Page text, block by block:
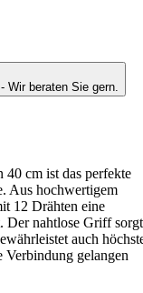
Wir beraten Sie gern.
40 cm ist das perfekte
Aus hochwertigem
12 Drähten eine
Der nahtlose Griff sorgt
auch
Verbindung gelangen